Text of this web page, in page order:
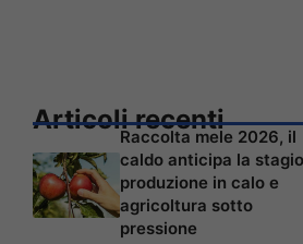
Articoli recenti
Raccolta mele 2026, il
caldo anticipa la
produzione in calo e
agricoltura sotto
pressione